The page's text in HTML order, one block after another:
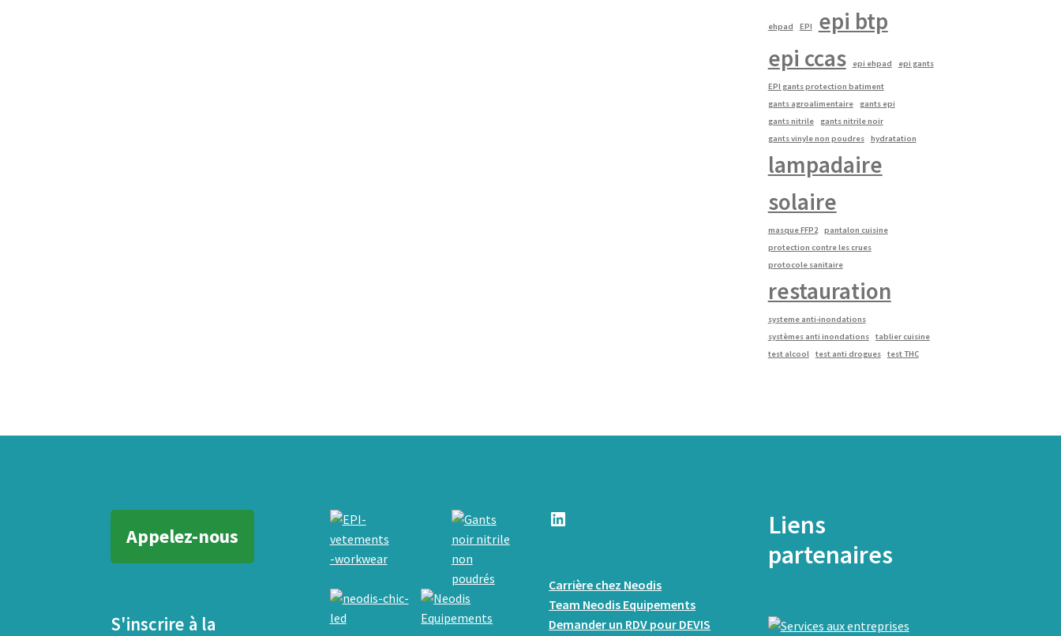
ehpad EPI
epi btp
epi ccas
epi ehpad epi gants
EPI gants protection batiment
gants agroalimentaire
gants epi
gants nitrile
gants nitrile noir
gants vinyle non poudres
hydratation
lampadaire
solaire
masque FFP2
pantalon cuisine
protection contre les crues
protocole sanitaire
restauration
systeme anti-inondations
systèmes anti inondations
tablier cuisine
test alcool
test anti drogues test THC
Appelez-nous
S'inscrire à la
LinkedIn
Carrière chez Neodis
Team Neodis Equipements
Demander un RDV pour DEVIS
Liens
partenaires